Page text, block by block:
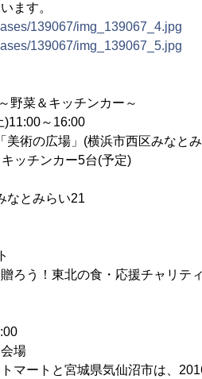
ます。
139067/img_139067_4.jpg
139067/img_139067_5.jpg
菜＆キッチンカー～
～16:00
術の広場」(横浜市西区みなと
ッチンカー5台(予定)
とみらい21
ろう！東北の食・応援チャリテ
場
マートと宮城県気仙沼市は、